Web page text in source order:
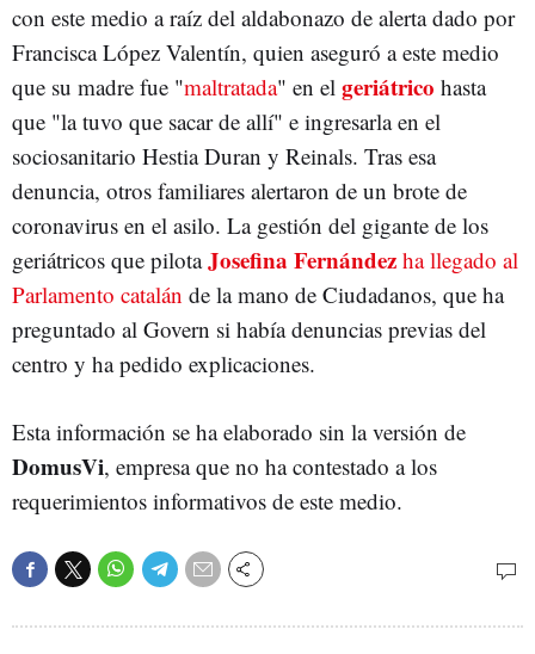
con este medio a raíz del aldabonazo de alerta dado por
Francisca López Valentín, quien aseguró a este medio
que su madre fue "maltratada" en el geriátrico hasta
que "la tuvo que sacar de allí" e ingresarla en el
sociosanitario Hestia Duran y Reinals. Tras esa
denuncia, otros familiares alertaron de un brote de
coronavirus en el asilo. La gestión del gigante de los
geriátricos que pilotaJosefina Fernández ha llegado al
Parlamento catalán de la mano de Ciudadanos, que ha
preguntado al Govern si había denuncias previas del
centro y ha pedido explicaciones.
Esta información se ha elaborado sin la versión de
DomusVi, empresa que no ha contestado a los
requerimientos informativos de este medio.